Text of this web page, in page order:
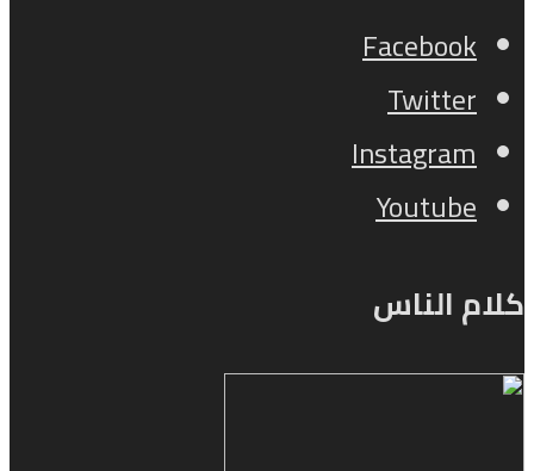
Facebook
Twitter
Instagram
Youtube
كلام الناس